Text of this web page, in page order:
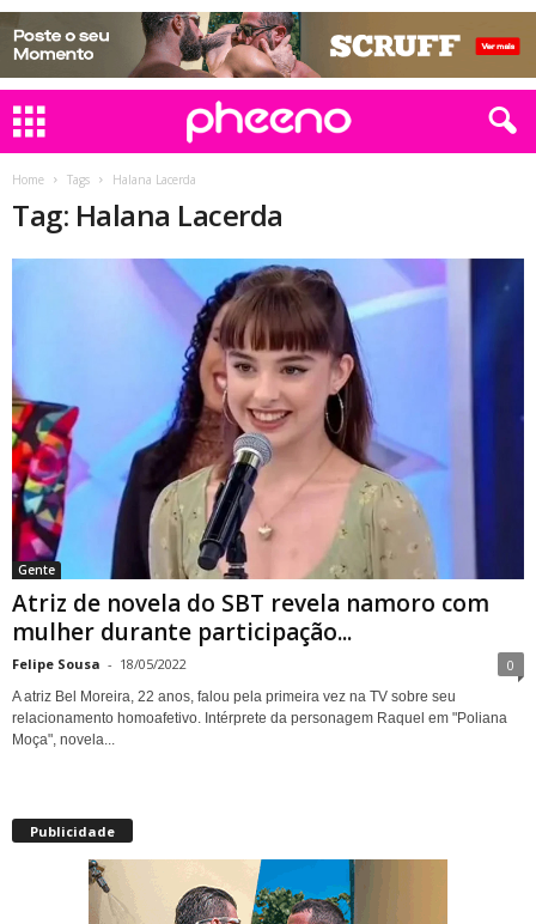
Home Tags Halana Lacerda
Tag: Halana Lacerda
Gente
Atriz de novela do SBT revela namoro com
mulher durante participação...
Felipe Sousa - 18/05/2022 0
A atriz Bel Moreira, 22 anos, falou pela primeira vez na TV sobre seu
relacionamento homoafetivo. Intérprete da personagem Raquel em "Poliana
Moça", novela...
Publicidade